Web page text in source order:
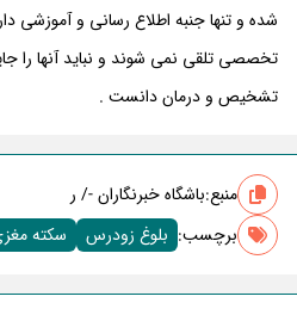
شده و تنها جنبه اطلاع رسانی و آموزشی
تخصصی تلقی نمی شوند و نباید آنها را
تشخیص و درمان دانست .
منبع:باشگاه خبرنگاران -/ ر
برچسب‌: بلوغ زودرس سکته